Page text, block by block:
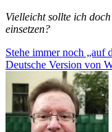
Vielleicht sollte ich
einsetzen?
Stehe immer noch „auf
Deutsche Version von